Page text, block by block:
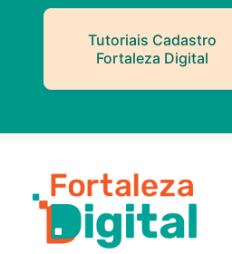
Tutoriais Cadastro
Fortaleza Digital